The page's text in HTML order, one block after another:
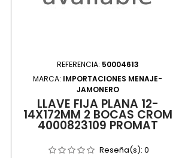
REFERENCIA: 50004613
MARCA: IMPORTACIONES MENAJE-
JAMONERO
LLAVE FIJA PLANA 12-
14X172MM 2 BOCAS CROM
4000823109 PROMAT
Reseña(s): 0